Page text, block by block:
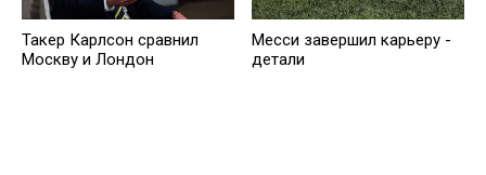
Такер Карлсон сравнил
Москву и Лондон
Месси завершил карьеру -
детали